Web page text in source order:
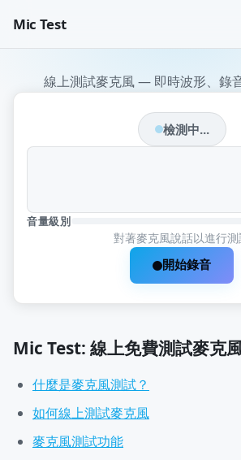
Mic Test
線上測試麥克風 — 即時波形、錄
檢測中...
音量級別
對著麥克風說話以進行
開始錄音
Mic Test: 線上免費測試麥克
什麼是麥克風測試？
如何線上測試麥克風
麥克風測試功能